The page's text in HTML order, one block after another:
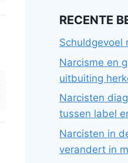
RECENTE
Schuldgevoel
Narcisme en
uitbuiting
Narcisten
tussen label
Narcisten in
verandert in